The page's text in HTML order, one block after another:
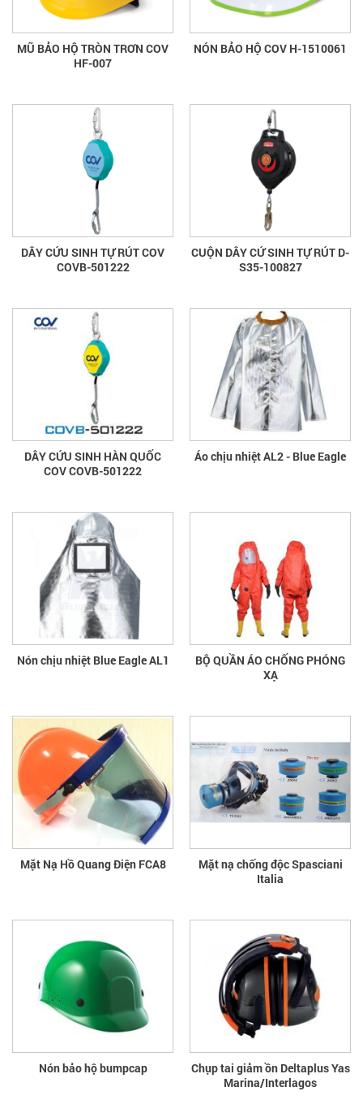
MŨ BẢO HỘ TRÒN TRƠN COV
HF-007
NÓN BẢO HỘ COV H-1510061
DÂY CỨU SINH TỰ RÚT COV
COVB-501222
CUỘN DÂY CỨ SINH TỰ RÚT D-
S35-100827
DÂY CỨU SINH HÀN QUỐC
COV COVB-501222
Áo chịu nhiệt AL2 - Blue Eagle
Nón chịu nhiệt Blue Eagle AL1
BỘ QUẦN ÁO CHỐNG PHÓNG
XẠ
Mặt Nạ Hồ Quang Điện FCA8
Mặt nạ chống độc Spasciani
Italia
Nón bảo hộ bumpcap
Chụp tai giảm ồn Deltaplus Yas
Marina/Interlagos